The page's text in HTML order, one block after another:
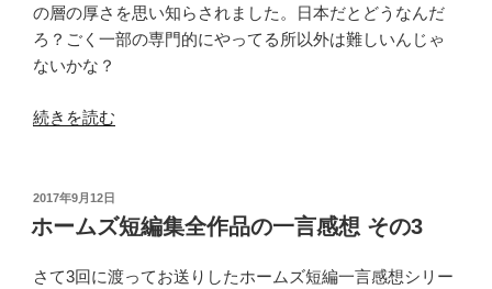
の層の厚さを思い知らされました。日本だとどうなんだ
ろ？ごく一部の専門的にやってる所以外は難しいんじゃ
ないかな？
“バ
イ
バ
デ
続きを読む
投
稿
日:
2017年9月12日
ホームズ短編集全作品の一言感想 その3
さて3回に渡ってお送りしたホームズ短編一言感想シリー